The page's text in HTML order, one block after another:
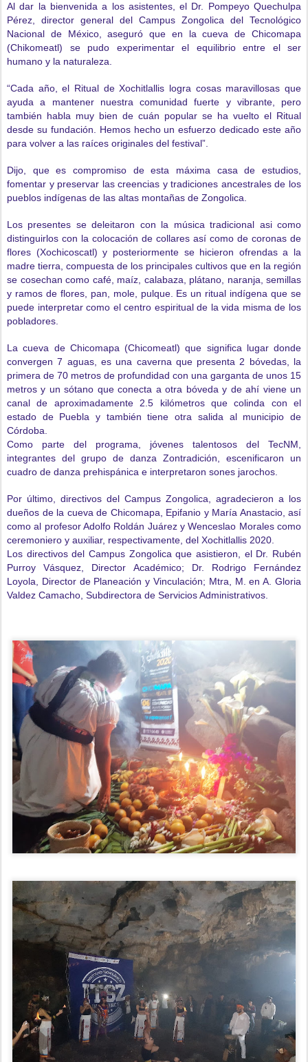
Al dar la bienvenida a los asistentes, el Dr. Pompeyo Quechulpa
Pérez, director general del Campus Zongolica del Tecnológico
Nacional de México, aseguró que en la cueva de Chicomapa
(Chikomeatl) se pudo experimentar el equilibrio entre el ser
humano y la naturaleza.
“Cada año, el Ritual de Xochitlallis logra cosas maravillosas que
ayuda a mantener nuestra comunidad fuerte y vibrante, pero
también habla muy bien de cuán popular se ha vuelto el Ritual
desde su fundación. Hemos hecho un esfuerzo dedicado este año
para volver a las raíces originales del festival”.
Dijo, que es compromiso de esta máxima casa de estudios,
fomentar y preservar las creencias y tradiciones ancestrales de los
pueblos indígenas de las altas montañas de Zongolica.
Los presentes se deleitaron con la música tradicional asi como
distinguirlos con la colocación de collares así como de coronas de
flores (Xochicoscatl) y posteriormente se hicieron ofrendas a la
madre tierra, compuesta de los principales cultivos que en la región
se cosechan como café, maíz, calabaza, plátano, naranja, semillas
y ramos de flores, pan, mole, pulque. Es un ritual indígena que se
puede interpretar como el centro espiritual de la vida misma de los
pobladores.
La cueva de Chicomapa (Chicomeatl) que significa lugar donde
convergen 7 aguas, es una caverna que presenta 2 bóvedas, la
primera de 70 metros de profundidad con una garganta de unos 15
metros y un sótano que conecta a otra bóveda y de ahí viene un
canal de aproximadamente 2.5 kilómetros que colinda con el
estado de Puebla y también tiene otra salida al municipio de
Córdoba.
Como parte del programa, jóvenes talentosos del TecNM,
integrantes del grupo de danza Zontradición, escenificaron un
cuadro de danza prehispánica e interpretaron sones jarochos.
Por último, directivos del Campus Zongolica, agradecieron a los
dueños de la cueva de Chicomapa, Epifanio y María Anastacio, así
como al profesor Adolfo Roldán Juárez y Wenceslao Morales como
ceremoniero y auxiliar, respectivamente, del Xochitlallis 2020.
Los directivos del Campus Zongolica que asistieron, el Dr. Rubén
Purroy Vásquez, Director Académico; Dr. Rodrigo Fernández
Loyola, Director de Planeación y Vinculación; Mtra, M. en A. Gloria
Valdez Camacho, Subdirectora de Servicios Administrativos.